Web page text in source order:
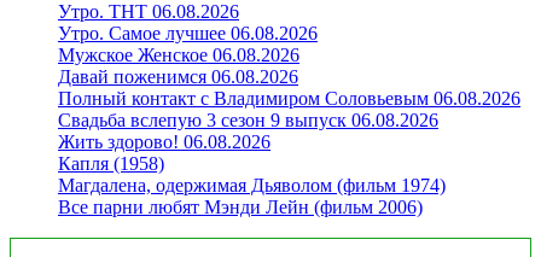
Утро. ТНТ 06.08.2026
Утро. Самое лучшее 06.08.2026
Мужское Женское 06.08.2026
Давай поженимся 06.08.2026
Полный контакт с Владимиром Соловьевым 06.08.2026
Свадьба вслепую 3 сезон 9 выпуск 06.08.2026
Жить здорово! 06.08.2026
Капля (1958)
Магдалена, одержимая Дьяволом (фильм 1974)
Все парни любят Мэнди Лейн (фильм 2006)